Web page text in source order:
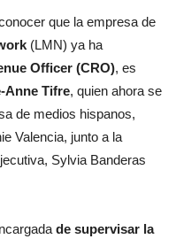
que la empresa de
(LMN) ya ha
Officer (CRO), es
Anne Tifre, quien ahora se
de medios hispanos,
Valencia, junto a la
Sylvia Banderas
de supervisar la